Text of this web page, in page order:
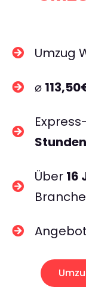
Umzug
⌀
Stunden
Über 16